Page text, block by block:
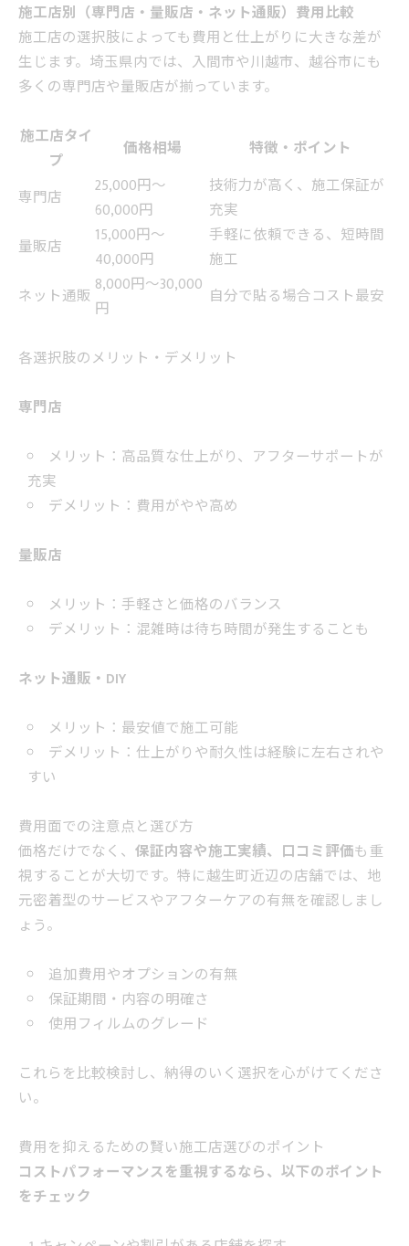
施工店別（専門店・量販店・ネット通販）費用比較
施工店の選択肢によっても費用と仕上がりに大きな差が
生じます。埼玉県内では、入間市や川越市、越谷市にも
多くの専門店や量販店が揃っています。
施工店タイ
プ
価格相場 特徴・ポイント
専門店
25,000円～
60,000円
技術力が高く、施工保証が
充実
量販店
15,000円～
40,000円
手軽に依頼できる、短時間
施工
ネット通販 8,000円～30,000
円
自分で貼る場合コスト最安
各選択肢のメリット・デメリット
専門店
メリット：高品質な仕上がり、アフターサポートが
充実
デメリット：費用がやや高め
量販店
メリット：手軽さと価格のバランス
デメリット：混雑時は待ち時間が発生することも
ネット通販・DIY
メリット：最安値で施工可能
デメリット：仕上がりや耐久性は経験に左右されや
すい
費用面での注意点と選び方
価格だけでなく、 保証内容や施工実績、口コミ評価も重
視することが大切です。特に越生町近辺の店舗では、地
元密着型のサービスやアフターケアの有無を確認しまし
ょう。
追加費用やオプションの有無
保証期間・内容の明確さ
使用フィルムのグレード
これらを比較検討し、納得のいく選択を心がけてくださ
い。
費用を抑えるための賢い施工店選びのポイント
コストパフォーマンスを重視するなら、以下のポイント
をチェック